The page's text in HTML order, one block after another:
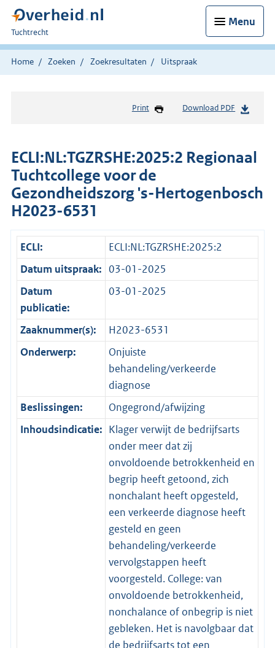
Menu
U
bent
hier:
Tuchtrecht
Home Zoeken Zoekresultaten Uitspraak
Print Download PDF
ECLI:NL:TGZRSHE:2025:2 Regionaal
Tuchtcollege voor de
Gezondheidszorg 's-Hertogenbosch
H2023-6531
ECLI:
ECLI:NL:TGZRSHE:2025:2
Datum uitspraak: 03-01-2025
Datum
publicatie:
03-01-2025
Zaaknummer(s):
H2023-6531
Onderwerp:
Onjuiste
behandeling/verkeerde
diagnose
Beslissingen:
Ongegrond/afwijzing
Inhoudsindicatie: Klager verwijt de bedrijfsarts
onder meer dat zij
onvoldoende betrokkenheid en
begrip heeft getoond, zich
nonchalant heeft opgesteld,
een verkeerde diagnose heeft
gesteld en geen
behandeling/verkeerde
vervolgstappen heeft
voorgesteld. College: van
onvoldoende betrokkenheid,
nonchalance of onbegrip is niet
gebleken. Het is navolgbaar dat
de bedrijfsarts tot een